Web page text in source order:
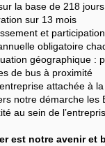
la base de 218 jours
sur 13 mois
et participation
obligatoire
géographique :
de bus à proximité
attachée à la
notre démarche les
au sein de
est notre avenir et